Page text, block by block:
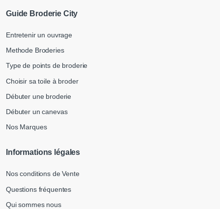
Guide Broderie City
Entretenir un ouvrage
Methode Broderies
Type de points de broderie
Choisir sa toile à broder
Débuter une broderie
Débuter un canevas
Nos Marques
Informations légales
Nos conditions de Vente
Questions fréquentes
Qui sommes nous